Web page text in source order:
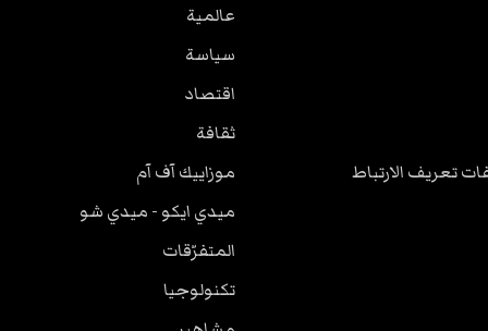
تعريف الارتباط
عالمية
سياسة
اقتصاد
ثقافة
موزاييك آف آم
ميدي ايكو - ميدي شو
المتفرّقات
تكنولوجيا